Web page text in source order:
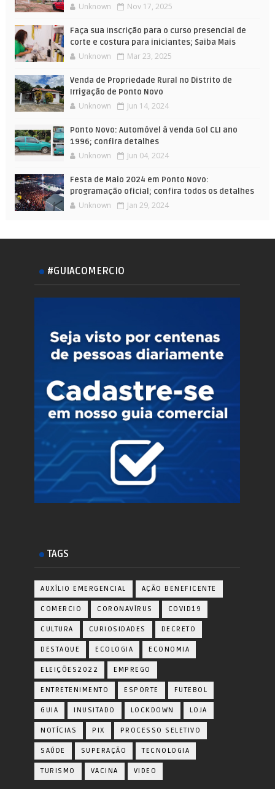
Unknown Nov 17, 2025
Faça sua Inscrição para o curso presencial de
corte e costura para iniciantes; Saiba Mais
Unknown Mar 23, 2025
Venda de Propriedade Rural no Distrito de
Irrigação de Ponto Novo
Unknown Jun 14, 2024
Ponto Novo: Automóvel à venda Gol CLI ano
1996; confira detalhes
Unknown Jun 04, 2024
Festa de Maio 2024 em Ponto Novo:
programação oficial; confira todos os detalhes
Unknown Jan 29, 2024
#GUIACOMERCIO
TAGS
AUXÍLIO EMERGENCIAL AÇÃO BENEFICENTE
COMERCIO CORONAVÍRUS COVID19
CULTURA CURIOSIDADES DECRETO
DESTAQUE ECOLOGIA ECONOMIA
ELEIÇÕES2022 EMPREGO
ENTRETENIMENTO ESPORTE FUTEBOL
GUIA INUSITADO LOCKDOWN LOJA
NOTÍCIAS PIX PROCESSO SELETIVO
SAÚDE SUPERAÇÃO TECNOLOGIA
TURISMO VACINA VIDEO